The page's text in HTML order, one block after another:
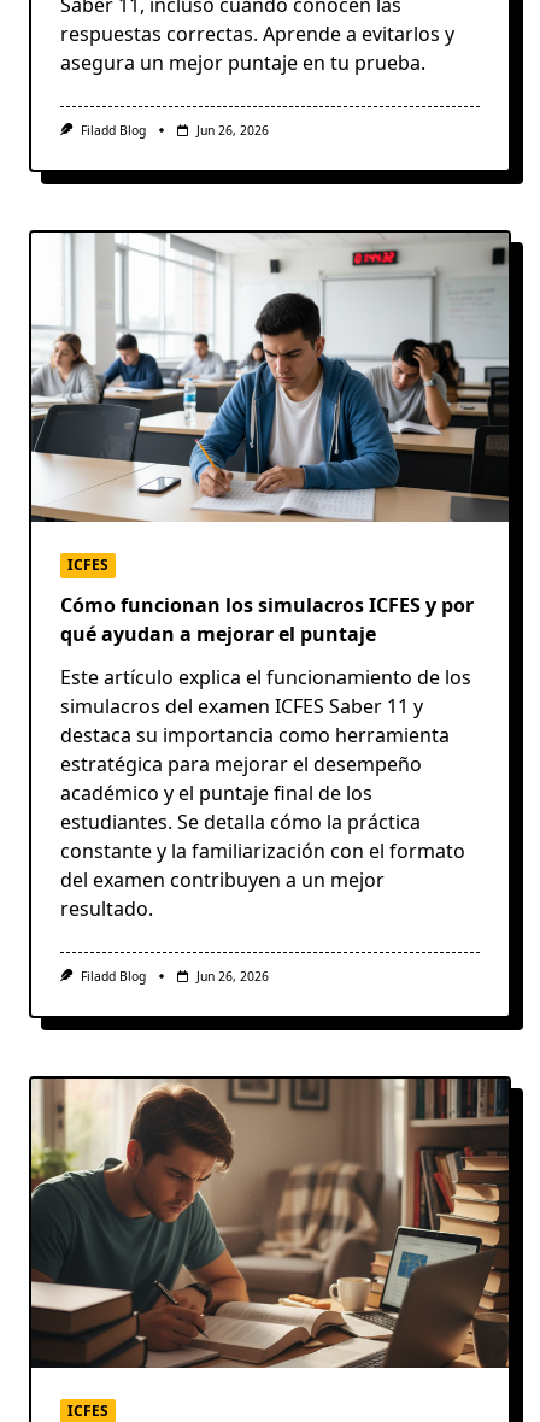
respuestas correctas. Aprende a evitarlos y
asegura un mejor puntaje en tu prueba.
Filadd Blog Jun 26, 2026
ICFES
Cómo funcionan los simulacros ICFES y por
qué ayudan a mejorar el puntaje
Este artículo explica el funcionamiento de los
simulacros del examen ICFES Saber 11 y
destaca su importancia como herramienta
estratégica para mejorar el desempeño
académico y el puntaje final de los
estudiantes. Se detalla cómo la práctica
constante y la familiarización con el formato
del examen contribuyen a un mejor
resultado.
Filadd Blog Jun 26, 2026
ICFES